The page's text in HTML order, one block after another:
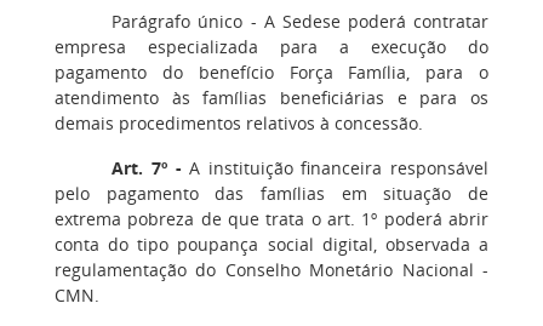
Parágrafo único - A Sedese poderá contratar
empresa especializada para a execução do
pagamento do benefício Força Família, para o
atendimento às famílias beneficiárias e para os
demais procedimentos relativos à concessão.
Art. 7º - A instituição financeira responsável
pelo pagamento das famílias em situação de
extrema pobreza de que trata o art. 1º poderá abrir
conta do tipo poupança social digital, observada a
regulamentação do Conselho Monetário Nacional -
CMN.